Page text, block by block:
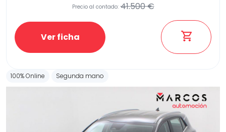
Precio al contado: 41.500 €
Ver ficha
100% Online Segunda mano